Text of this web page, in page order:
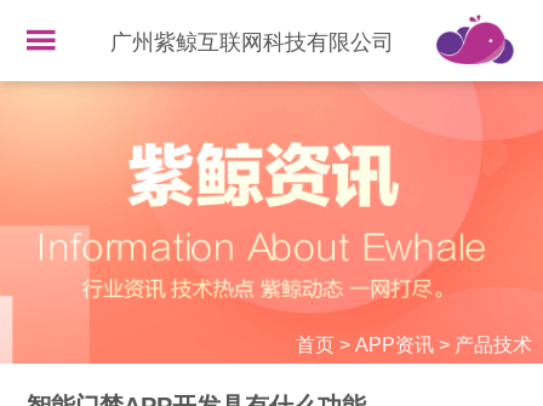
广州紫鲸互联网科技有限公司
首页> APP资讯> 产品技术